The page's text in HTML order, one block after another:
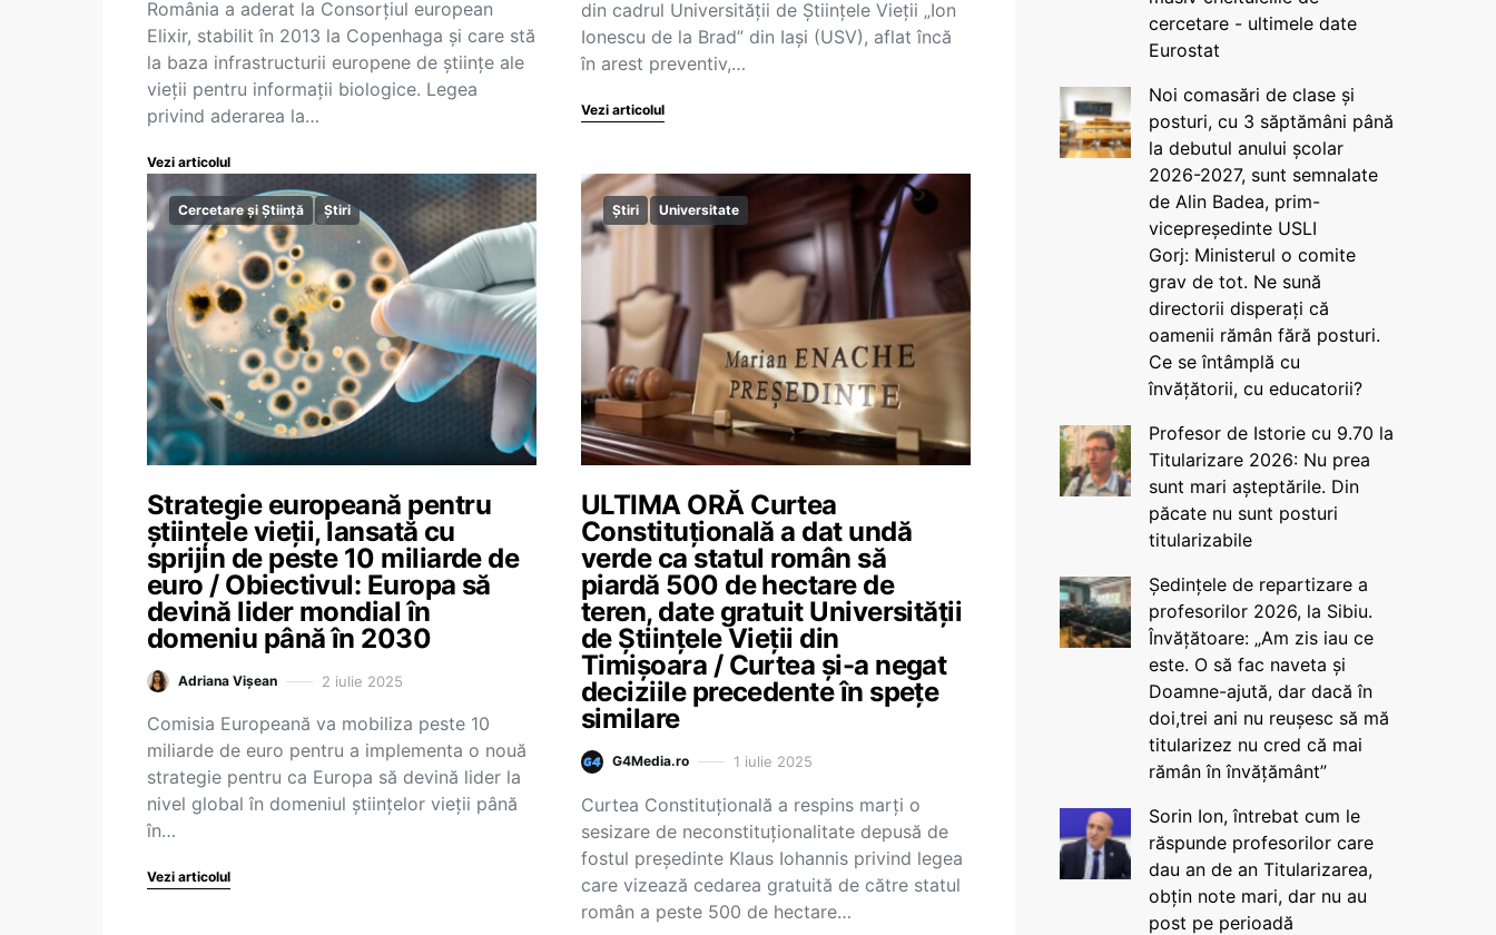
România a aderat la Consorțiul european
Elixir, stabilit în 2013 la Copenhaga și care stă
la baza infrastructurii europene de științe ale
vieții pentru informații biologice. Legea
privind aderarea la…
Vezi articolul
din cadrul Universității de Științele Vieții „Ion
Ionescu de la Brad” din Iași (USV), aflat încă
în arest preventiv,…
Vezi articolul
Cercetare și Știință Știri
Strategie europeană pentru
științele vieții, lansată cu
sprijin de peste 10 miliarde de
euro / Obiectivul: Europa să
devină lider mondial în
domeniu până în 2030
Adriana Vișean 2 iulie 2025
Comisia Europeană va mobiliza peste 10
miliarde de euro pentru a implementa o nouă
strategie pentru ca Europa să devină lider la
nivel global în domeniul științelor vieții până
în…
Vezi articolul
Știri Universitate
ULTIMA ORĂ Curtea
Constituțională a dat undă
verde ca statul român să
piardă 500 de hectare de
teren, date gratuit Universității
de Științele Vieții din
Timișoara / Curtea și-a negat
deciziile precedente în spețe
similare
G4Media.ro 1 iulie 2025
Curtea Constituțională a respins marți o
sesizare de neconstituționalitate depusă de
fostul președinte Klaus Iohannis privind legea
care vizează cedarea gratuită de către statul
român a peste 500 de hectare…
cercetare - ultimele date
Eurostat
Noi comasări de clase și
posturi, cu 3 săptămâni până
la debutul anului școlar
2026-2027, sunt semnalate
de Alin Badea, prim-
vicepreședinte USLI
Gorj: Ministerul o comite
grav de tot. Ne sună
directorii disperați că
oamenii rămân fără posturi.
Ce se întâmplă cu
învățătorii, cu educatorii?
Profesor de Istorie cu 9.70 la
Titularizare 2026: Nu prea
sunt mari așteptările. Din
păcate nu sunt posturi
titularizabile
Ședințele de repartizare a
profesorilor 2026, la Sibiu.
Învățătoare: „Am zis iau ce
este. O să fac naveta și
Doamne-ajută, dar dacă în
doi,trei ani nu reușesc să mă
titularizez nu cred că mai
rămân în învățământ”
Sorin Ion, întrebat cum le
răspunde profesorilor care
dau an de an Titularizarea,
obțin note mari, dar nu au
post pe perioadă